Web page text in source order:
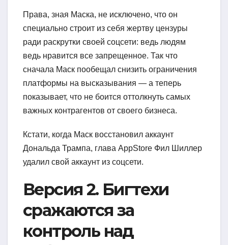
Права, зная Маска, не исключено, что он
специально строит из себя жертву цензуры
ради раскрутки своей соцсети: ведь людям
ведь нравится все запрещенное. Так что
сначала Маск пообещал снизить ограничения
платформы на высказывания — а теперь
показывает, что не боится оттолкнуть самых
важных контрагентов от своего бизнеса.
Кстати, когда Маск восстановил аккаунт
Дональда Трампа, глава AppStore Фил Шиллер
удалил свой аккаунт из соцсети.
Версия 2. Бигтехи
сражаются за
контроль над